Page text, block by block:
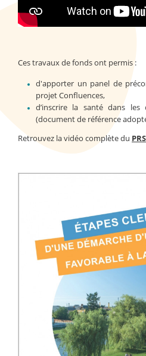
Ces travaux de fonds ont permis :
d'apporter un panel de
projet Confluences,
d’inscrire la santé dans les
(document de référence
Retrouvez la vidéo complète du